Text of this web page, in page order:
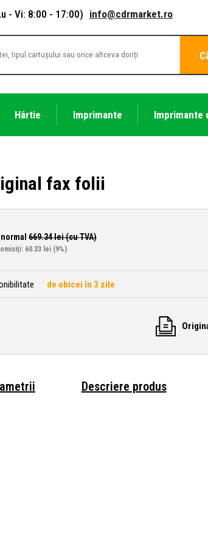
- Vi: 8:00 - 17:00) info@cdrmarket.ro
Hârtie Imprimante Imprimante
fax folii
669.34lei (cu TVA)
60.33 lei (9%)
de obicei în 3 zile
Descriere produs